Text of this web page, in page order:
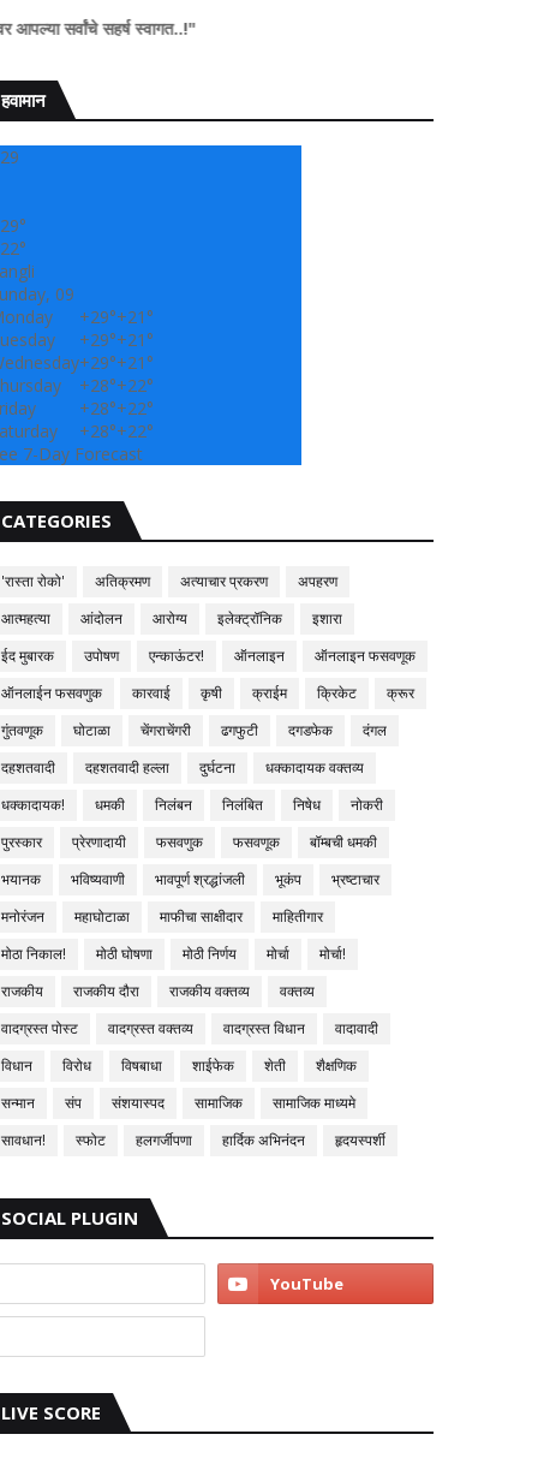
सहर्ष स्वागत..!"
हवामान
29
29°
22°
09
+29°+21°
+29°+21°
+29°+21°
+28°+22°
+28°+22°
+28°+22°
7-Day Forecast
CATEGORIES
'रास्ता रोको' अतिक्रमण अत्याचार प्रकरण
अपहरण
आत्महत्या
आंदोलन आरोग्य इलेक्ट्रॉनिक
इशारा
ईद मुबारक
उपोषण एन्काऊंटर! ऑनलाइन
ऑनलाइन फसवणूक
ऑनलाईन फसवणुक
कारवाई कृषी क्राईम क्रिकेट
क्रूर
गुंतवणूक
घोटाळा चेंगराचेंगरी ढगफुटी दगडफेक
दंगल
दहशतवादी
दहशतवादी हल्ला दुर्घटना
धक्कादायक वक्तव्य
धक्कादायक!
धमकी निलंबन निलंबित निषेध
नोकरी
पुरस्कार
प्रेरणादायी फसवणुक फसवणूक
बॉम्बची धमकी
भयानक
भविष्यवाणी भावपूर्ण श्रद्धांजली भूकंप
भ्रष्टाचार
मनोरंजन
महाघोटाळा माफीचा साक्षीदार
माहितीगार
मोठा निकाल!
मोठी घोषणा मोठी निर्णय मोर्चा
मोर्चा!
राजकीय
राजकीय दौरा राजकीय वक्तव्य
वक्तव्य
वादग्रस्त पोस्ट
वादग्रस्त वक्तव्य वादग्रस्त विधान
वादावादी
विधान
विरोध विषबाधा शाईफेक शेती
शैक्षणिक
सन्मान
संप संशयास्पद सामाजिक
सामाजिक माध्यमे
सावधान!
स्फोट हलगर्जीपणा हार्दिक अभिनंदन हृदयस्पर्शी
SOCIAL PLUGIN
LIVE SCORE